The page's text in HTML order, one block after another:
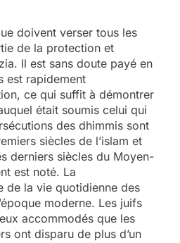
doivent verser tous les
de la protection et
Il est sans doute payé en
est rapidement
ce qui suffit à démontrer
était soumis celui qui
des dhimmis sont
siècles de l’islam et
derniers siècles du Moyen-
est noté. La
de la vie quotidienne des
moderne. Les juifs
accommodés que les
ont disparu de plus d’un